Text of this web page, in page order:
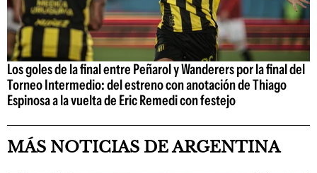
Los goles de la final entre Peñarol y Wanderers por la final del
Torneo Intermedio: del estreno con anotación de Thiago
Espinosa a la vuelta de Eric Remedi con festejo
MÁS NOTICIAS DE ARGENTINA